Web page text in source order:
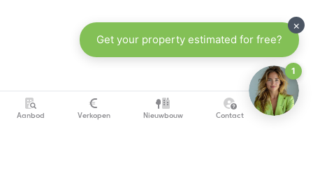
Aanbod Verkopen Nieuwbouw Contact